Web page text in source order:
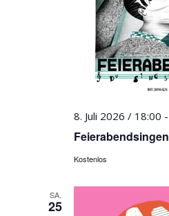
Feierabendsingen
8. Juli 2026 / 18:00 -
Kostenlos
SA.
25